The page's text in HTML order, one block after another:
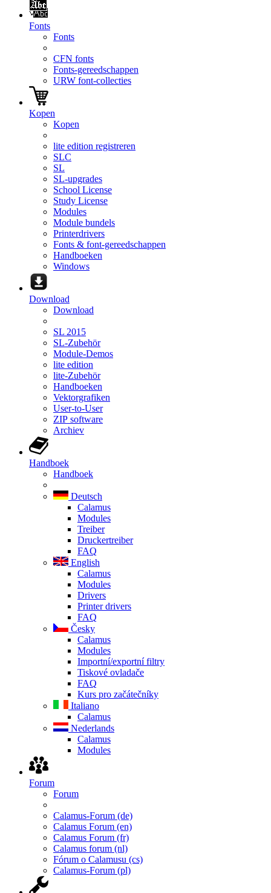
Fonts
Fonts
CFN fonts
Fonts-gereedschappen
URW font-collecties
Kopen
Kopen
lite edition registreren
SLC
SL
SL-upgrades
School License
Study License
Modules
Module bundels
Printerdrivers
Fonts & font-gereedschappen
Handboeken
Windows
Download
Download
SL 2015
SL-Zubehör
Module-Demos
lite edition
lite-Zubehör
Handboeken
Vektorgrafiken
User-to-User
ZIP software
Archiev
Handboek
Handboek
Deutsch
Calamus
Modules
Treiber
Druckertreiber
FAQ
English
Calamus
Modules
Drivers
Printer drivers
FAQ
Česky
Calamus
Modules
Importní/exportní filtry
Tiskové ovladače
FAQ
Kurs pro začátečníky
Italiano
Calamus
Nederlands
Calamus
Modules
Forum
Forum
Calamus-Forum (de)
Calamus Forum (en)
Calamus Forum (fr)
Calamus forum (nl)
Fórum o Calamusu (cs)
Calamus-Forum (pl)